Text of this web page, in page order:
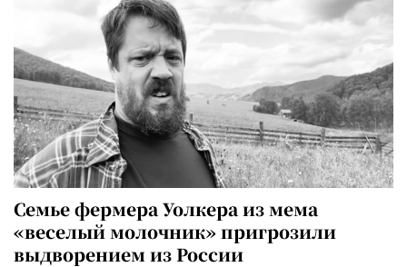
Семье фермера Уолкера из мема
«веселый молочник» пригрозили
выдворением из России